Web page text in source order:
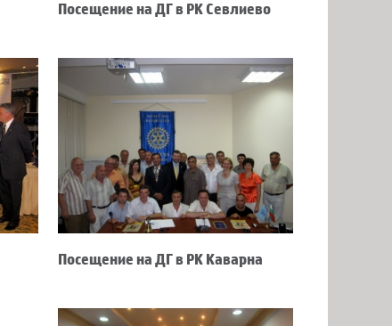
Посещение на ДГ в РК Севлиево
Посещение на ДГ в РК Каварна